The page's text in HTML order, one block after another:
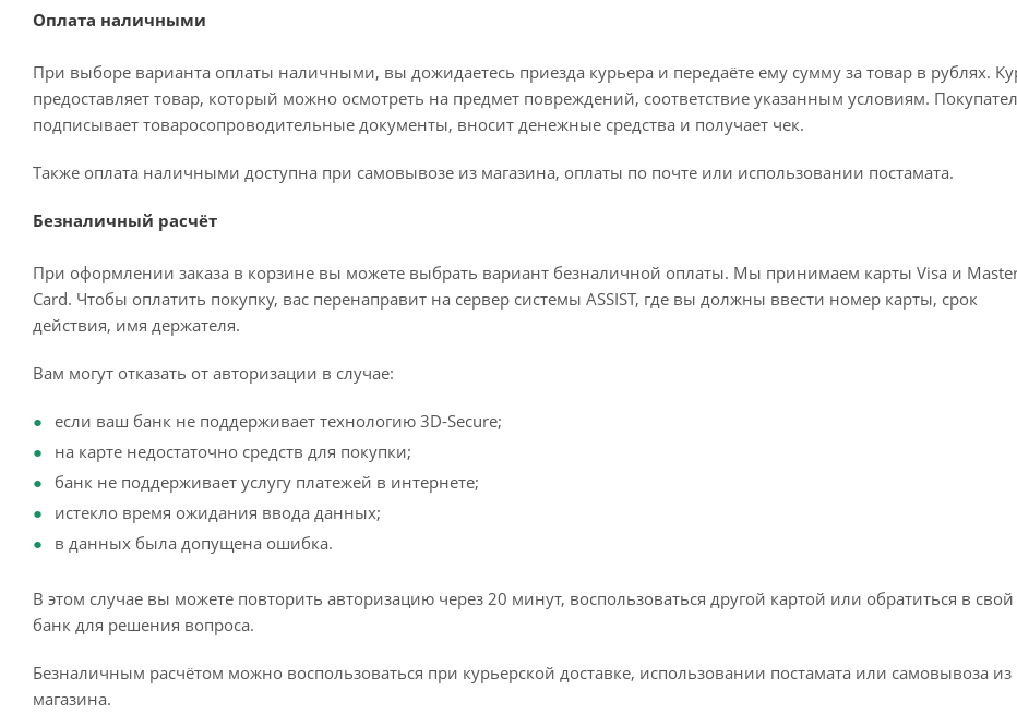
Оплата наличными
При выборе варианта оплаты наличными, вы дожидаетесь приезда курьера и передаёте ему сумму за товар в рублях.
предоставляет товар, который можно осмотреть на предмет повреждений, соответствие указанным условиям.
подписывает товаросопроводительные документы, вносит денежные средства и получает чек.
Также оплата наличными доступна при самовывозе из магазина, оплаты по почте или использовании постамата.
Безналичный расчёт
При оформлении заказа в корзине вы можете выбрать вариант безналичной оплаты. Мы принимаем карты Visa и
Card. Чтобы оплатить покупку, вас перенаправит на сервер системы ASSIST, где вы должны ввести номер карты, срок
действия, имя держателя.
Вам могут отказать от авторизации в случае:
если ваш банк не поддерживает технологию 3D-Secure;
на карте недостаточно средств для покупки;
банк не поддерживает услугу платежей в интернете;
истекло время ожидания ввода данных;
в данных была допущена ошибка.
В этом случае вы можете повторить авторизацию через 20 минут, воспользоваться другой картой или обратиться в свой
банк для решения вопроса.
Безналичным расчётом можно воспользоваться при курьерской доставке, использовании постамата или самовывоза из
магазина.